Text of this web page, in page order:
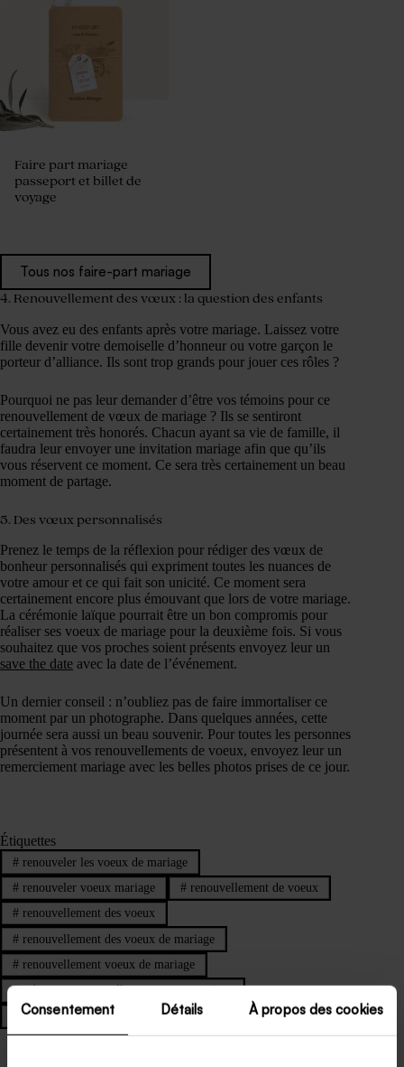
Consentement Détails À propos des cookies
Faire part mariage
passeport et billet de
voyage
Tous nos faire-part mariage
4. Renouvellement des vœux : la question des enfants
Vous avez eu des enfants après votre mariage. Laissez votre
fille devenir votre demoiselle d’honneur ou votre garçon le
porteur d’alliance. Ils sont trop grands pour jouer ces rôles ?
Pourquoi ne pas leur demander d’être vos témoins pour ce
renouvellement de vœux de mariage ? Ils se sentiront
certainement très honorés. Chacun ayant sa vie de famille, il
faudra leur envoyer une invitation mariage afin que qu’ils
vous réservent ce moment. Ce sera très certainement un beau
moment de partage.
5. Des vœux personnalisés
Prenez le temps de la réflexion pour rédiger des vœux de
bonheur personnalisés qui expriment toutes les nuances de
votre amour et ce qui fait son unicité. Ce moment sera
certainement encore plus émouvant que lors de votre mariage.
La cérémonie laïque pourrait être un bon compromis pour
réaliser ses voeux de mariage pour la deuxième fois. Si vous
souhaitez que vos proches soient présents envoyez leur un
save the date avec la date de l’événement.
Un dernier conseil : n’oubliez pas de faire immortaliser ce
moment par un photographe. Dans quelques années, cette
journée sera aussi un beau souvenir. Pour toutes les personnes
présentent à vos renouvellements de voeux, envoyez leur un
remerciement mariage avec les belles photos prises de ce jour.
Étiquettes
#renouveler les voeux de mariage
#renouveler voeux mariage #renouvellement de voeux
#renouvellement des voeux
#renouvellement des voeux de mariage
#renouvellement voeux de mariage
#robe pour renouvellement voeux mariage
voeux anniversaire de mariage